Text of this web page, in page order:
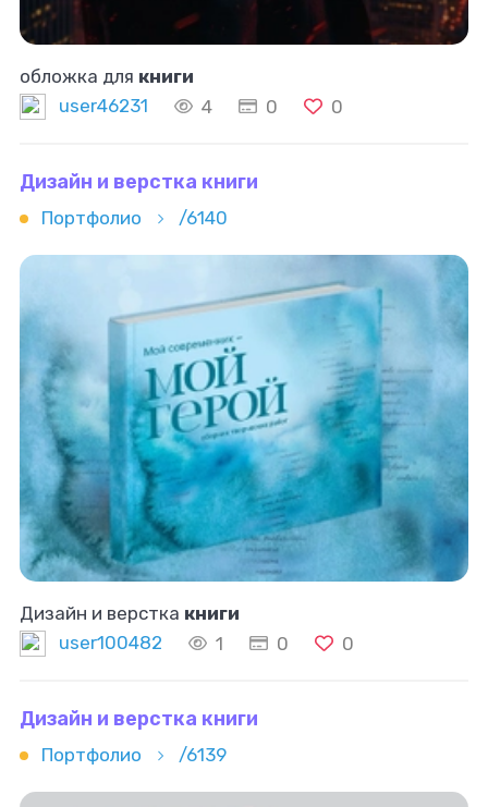
обложка для книги
user46231
4 0 0
Дизайн и верстка книги
Портфолио /6140
Дизайн и верстка книги
user100482
1 0 0
Дизайн и верстка книги
Портфолио /6139